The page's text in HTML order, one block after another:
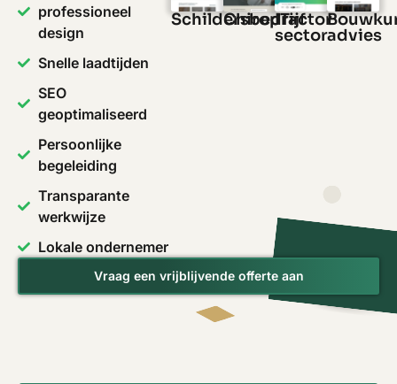
professioneel
design
Snelle laadtijden
SEO
geoptimaliseerd
Persoonlijke
begeleiding
Transparante
werkwijze
Lokale ondernemer
Schildersbedrijf
Chiropractor
IT-
sectoradvies
Vraag een vrijblijvende offerte aan